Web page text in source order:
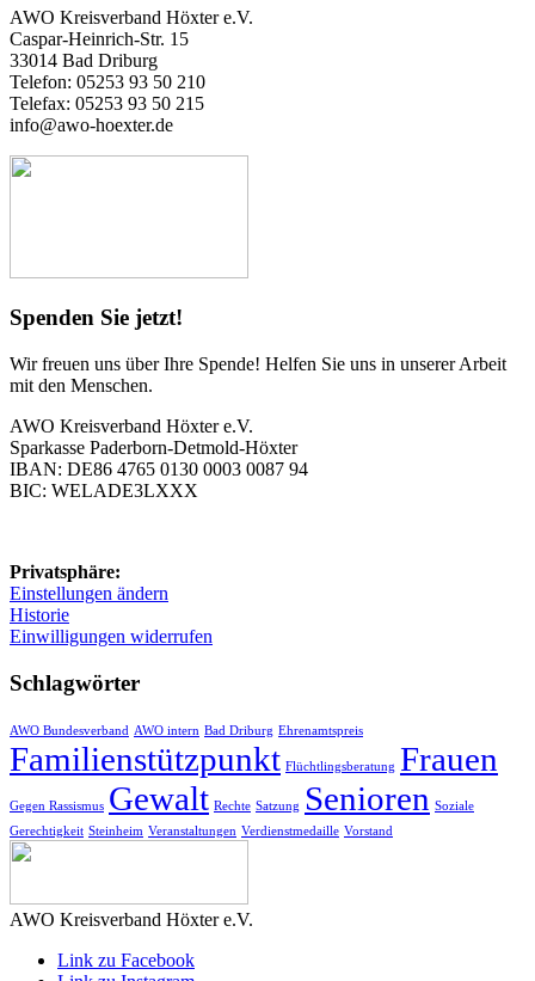
Caspar-Heinrich-Str. 15
33014 Bad Driburg
Telefon: 05253 93 50 210
Telefax: 05253 93 50 215
info@awo-hoexter.de
mit den Menschen.
Sparkasse Paderborn-Detmold-Höxter
IBAN: DE86 4765 0130 0003 0087 94
BIC: WELADE3LXXX
Einstellungen ändern
Historie
Einwilligungen widerrufen
Familienstützpunkt Flüchtlingsberatung
Gewalt Senioren
Gerechtigkeit Steinheim Veranstaltungen Verdienstmedaille Vorstand
Link zu Instagram